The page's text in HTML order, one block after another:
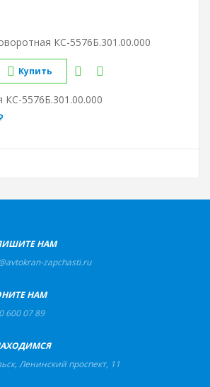
Купить
5576Б.301.00.000
НАМ
zapchasti.ru
НАМ
600 07 89
,Ленинский проспект, 11